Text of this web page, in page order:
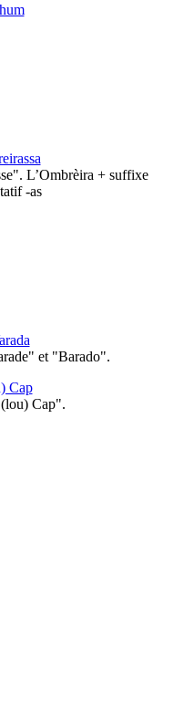
L’Ombrèira + suffixe
-as
et "Barado".
Cap
Cap".